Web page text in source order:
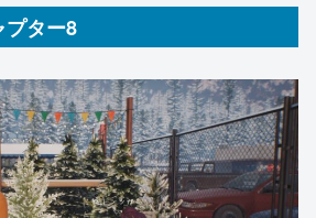
プター8